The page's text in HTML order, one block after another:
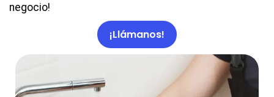
negocio!
¡Llámanos!